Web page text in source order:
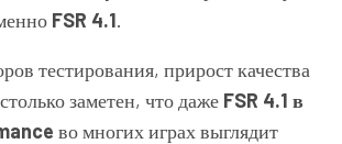
FSR 4.1.
тестирования, прирост качества
заметен, что даже FSR 4.1 в
во многих играх выглядит